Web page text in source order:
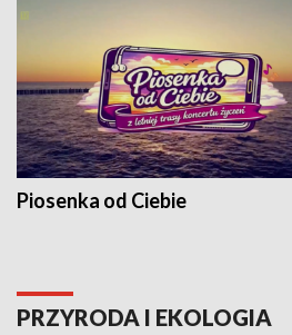
Piosenka od Ciebie
PRZYRODA I EKOLOGIA